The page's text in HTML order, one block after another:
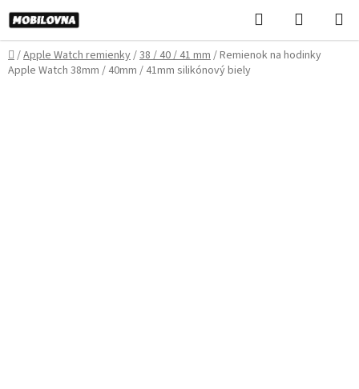
Prejsť
na
obsah
Hľadať
KOŠÍK
Domov
/Apple Watch remienky/38 / 40 / 41 mm/Remienok na hodinky
Apple Watch 38mm / 40mm / 41mm silikónový biely